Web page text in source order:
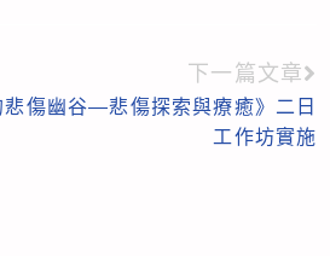
下一篇文章
悲傷幽谷—悲傷探索與療癒》二日
工作坊實施